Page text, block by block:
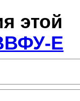
этой
Е